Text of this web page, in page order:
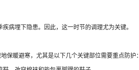
病埋下隐患。因此，这一时节的调理尤为关键。
暖避寒，尤其是以下几个关键部位需要重点防护：